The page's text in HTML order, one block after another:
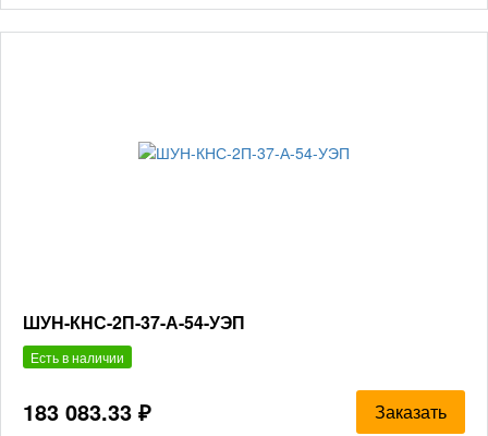
ШУН-КНС-2П-37-А-54-УЭП
Есть в наличии
183 083.33 ₽ Заказать